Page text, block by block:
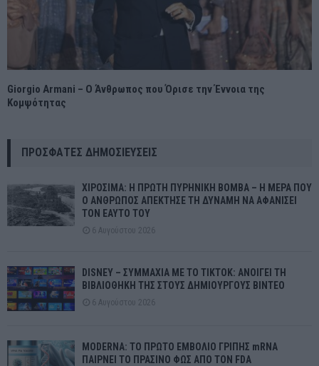
Giorgio Armani – Ο Άνθρωπος που Όρισε την Έννοια της
Κομψότητας
ΠΡΌΣΦΑΤΕΣ ΔΗΜΟΣΙΕΎΣΕΙΣ
ΧΙΡΟΣΙΜΑ: Η ΠΡΩΤΗ ΠΥΡΗΝΙΚΗ ΒΟΜΒΑ – Η ΜΕΡΑ ΠΟΥ
Ο ΑΝΘΡΩΠΟΣ ΑΠΕΚΤΗΣΕ ΤΗ ΔΥΝΑΜΗ ΝΑ ΑΦΑΝΙΣΕΙ
ΤΟΝ ΕΑΥΤΟ ΤΟΥ
6 Αυγούστου 2026
DISNEY – ΣΥΜΜΑΧΙΑ ΜΕ ΤΟ TIKTOK: ΑΝΟΙΓΕΙ ΤΗ
ΒΙΒΛΙΟΘΗΚΗ ΤΗΣ ΣΤΟΥΣ ΔΗΜΙΟΥΡΓΟΥΣ ΒΙΝΤΕΟ
6 Αυγούστου 2026
MODERNA: ΤΟ ΠΡΩΤΟ ΕΜΒΟΛΙΟ ΓΡΙΠΗΣ mRNA
ΠΑΙΡΝΕΙ ΤΟ ΠΡΑΣΙΝΟ ΦΩΣ ΑΠΟ ΤΟΝ FDA